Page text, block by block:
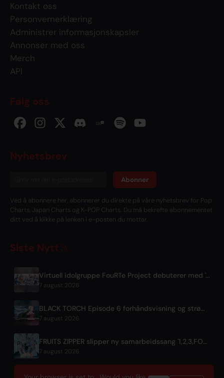
Kontakt oss
Personvernerklæring
Administrer informasjonskapsler
Annonser med oss
Merch
API
Følg oss
Nyhetsbrev
Abonner
Ved å abonnere her, abonnerer du direkte på våre nyhetsbrev for Pop
Charts, Japan Charts og K-POP Charts. Du må bekrefte abonnementet
ditt ved å klikke på lenken i e-posten du mottar.
Siste Nytt
Virtuell idolgruppe FouRTe Project debuterer med 'ALL IN'-album produsert av m-flos ☆Taku Takahashi
7 august 2026
BLACK TORCH Episode 6 forhåndsvisning og strømmedetaljer
7 august 2026
FRUITS ZIPPER slipper ny samarbeidssang '1,2,3,FOOOOUR'
7 august 2026